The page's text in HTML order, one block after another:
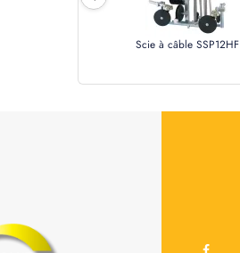
Scie à câble SSP12HF